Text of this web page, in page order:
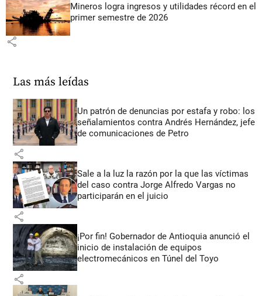
Mineros logra ingresos y utilidades récord en el
primer semestre de 2026
share
Las más leídas
Un patrón de denuncias por estafa y robo: los
señalamientos contra Andrés Hernández, jefe
de comunicaciones de Petro
share
Sale a la luz la razón por la que las víctimas
del caso contra Jorge Alfredo Vargas no
participarán en el juicio
share
¡Por fin! Gobernador de Antioquia anunció el
inicio de instalación de equipos
electromecánicos en Túnel del Toyo
share